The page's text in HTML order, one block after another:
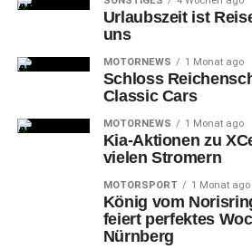
Urlaubszeit ist
uns
MOTORNEWS 1 Monat ago
Schloss
Classic Cars
MOTORNEWS 1 Monat ago
Kia-Aktionen zu
vielen Stromern
MOTORSPORT 1 Monat ago
König vom
feiert perfektes
Nürnberg